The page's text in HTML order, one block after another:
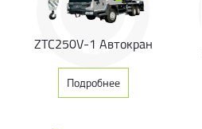
ZTC250V-1 Автокран
Подробнее